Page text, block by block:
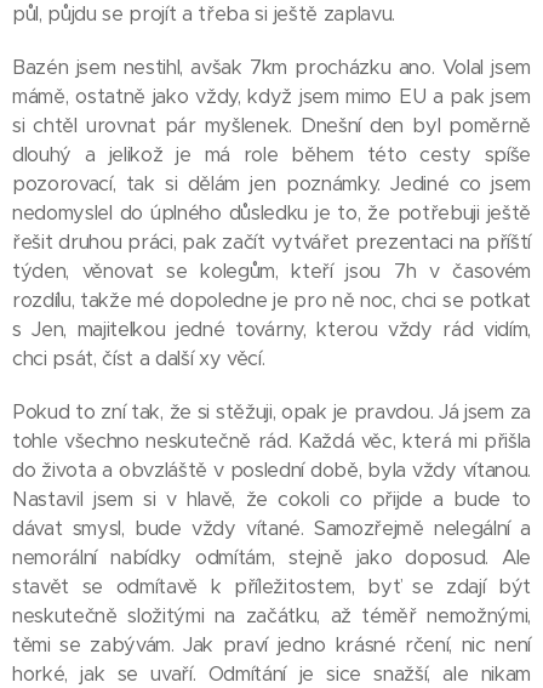
půl, půjdu se projít a třeba si ještě zaplavu.
Bazén jsem nestihl, avšak 7km procházku ano. Volal jsem
mámě, ostatně jako vždy, když jsem mimo EU a pak jsem
si chtěl urovnat pár myšlenek. Dnešní den byl poměrně
dlouhý a jelikož je má role během této cesty spíše
pozorovací, tak si dělám jen poznámky. Jediné co jsem
nedomyslel do úplného důsledku je to, že potřebuji ještě
řešit druhou práci, pak začít vytvářet prezentaci na příští
týden, věnovat se kolegům, kteří jsou 7h v časovém
rozdílu, takže mé dopoledne je pro ně noc, chci se potkat
s Jen, majitelkou jedné továrny, kterou vždy rád vidím,
chci psát, číst a další xy věcí.
Pokud to zní tak, že si stěžuji, opak je pravdou. Já jsem za
tohle všechno neskutečně rád. Každá věc, která mi přišla
do života a obvzláště v poslední době, byla vždy vítanou.
Nastavil jsem si v hlavě, že cokoli co přijde a bude to
dávat smysl, bude vždy vítané. Samozřejmě nelegální a
nemorální nabídky odmítám, stejně jako doposud. Ale
stavět se odmítavě k příležitostem, byť se zdají být
neskutečně složitými na začátku, až téměř nemožnými,
těmi se zabývám. Jak praví jedno krásné rčení, nic není
horké, jak se uvaří. Odmítání je sice snažší, ale nikam